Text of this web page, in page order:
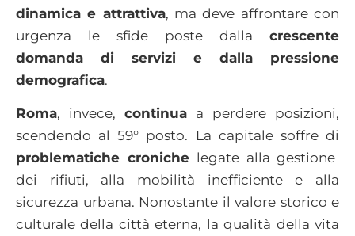
dinamica e attrattiva, ma deve affrontare con
urgenza le sfide poste dalla crescente
domanda di servizi e dalla pressione
demografica.
Roma, invece, continua a perdere posizioni,
scendendo al 59° posto. La capitale soffre di
problematiche croniche legate alla gestione
dei rifiuti, alla mobilità inefficiente e alla
sicurezza urbana. Nonostante il valore storico e
culturale della città eterna, la qualità della vita